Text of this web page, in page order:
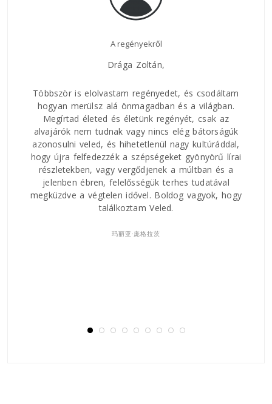
és csodáltam
és a világban.
csak az
elég bátorságúk
nagy kultúráddal,
gyönyörű lírai
a múltban és a
tudatával
vagyok, hogy
Nagyszerű regény!
Legutóbb, mikor a Vaskaputól és Krassó-
kaptam meg Zoltán legújabb könyvét, a
gondolom, hogy létezeme
Nagy érdeklődéssel olvastam végig, szó
végig, nemigen lehetett letenni.
Ezúttal is köszönöm Zoltánnak, illetve a
Kiadónak, hogy ez a könyv megszületett.
nyomtatott online történetet olvastam
Nagyszerű regény!